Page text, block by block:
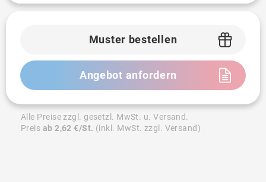
Muster bestellen
Angebot anfordern
Alle Preise zzgl. gesetzl. MwSt. u. Versand.
Preis ab 2,62 €/St. (inkl. MwSt. zzgl. Versand)